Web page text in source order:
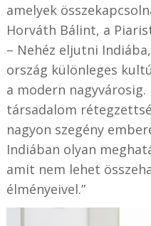
amelyek
Horváth Bálint, a
– Nehéz eljutni
ország különleges
a modern
társadalom
nagyon szegény
Indiában olyan
amit nem lehet
élményeivel.”